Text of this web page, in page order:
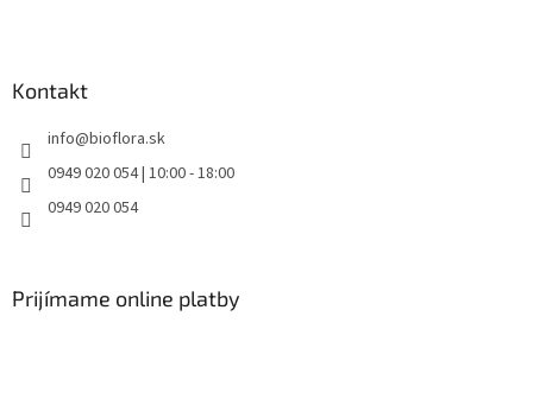
Kontakt
info@bioflora.sk
0949 020 054 | 10:00 - 18:00
0949 020 054
Prijímame online platby